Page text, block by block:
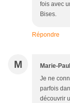
fois avec
Bises.
Répondre
M Marie-
Je ne
parfois
découvrir